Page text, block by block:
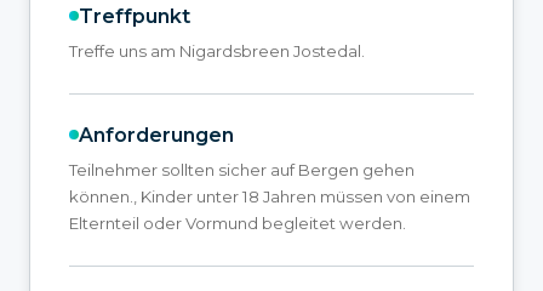
Treffpunkt
Treffe uns am Nigardsbreen Jostedal.
Anforderungen
Teilnehmer sollten sicher auf Bergen gehen
können., Kinder unter 18 Jahren müssen von einem
Elternteil oder Vormund begleitet werden.